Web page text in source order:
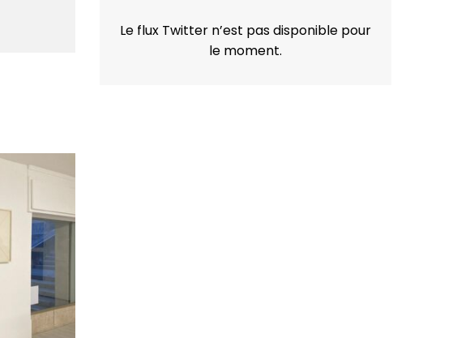
Le flux Twitter n’est pas disponible pour
le moment.